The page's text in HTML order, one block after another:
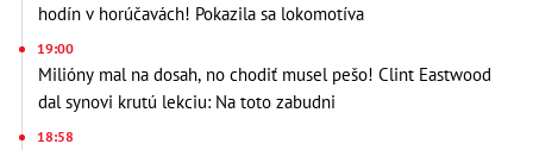
hodín v horúčavách! Pokazila sa lokomotíva
19:00
Milióny mal na dosah, no chodiť musel pešo! Clint Eastwood
dal synovi krutú lekciu: Na toto zabudni
18:58